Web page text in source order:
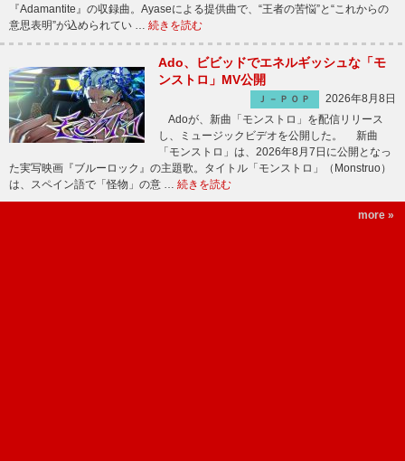
『Adamantite』の収録曲。Ayaseによる提供曲で、“王者の苦悩”と“これからの
意思表明”が込められてい … 続きを読む
Ado、ビビッドでエネルギッシュな「モ
ンストロ」MV公開
Ｊ－ＰＯＰ
2026年8月8日
Adoが、新曲「モンストロ」を配信リリース
し、ミュージックビデオを公開した。 新曲
「モンストロ」は、2026年8月7日に公開となっ
た実写映画『ブルーロック』の主題歌。タイトル「モンストロ」（Monstruo）
は、スペイン語で「怪物」の意 … 続きを読む
more »